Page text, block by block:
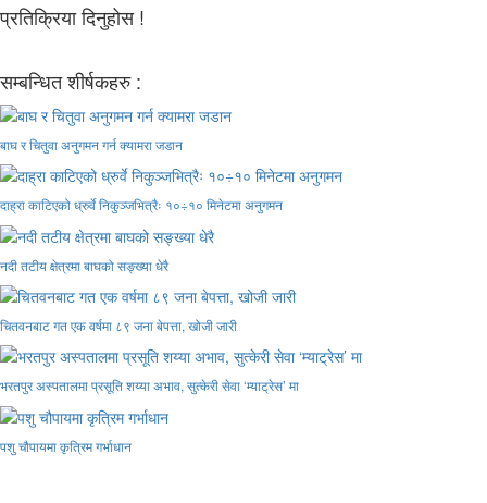
प्रतिक्रिया दिनुहोस !
सम्बन्धित शीर्षकहरु :
बाघ र चितुवा अनुगमन गर्न क्यामरा जडान
दाह्रा काटिएको ध्रुर्वे निकुञ्जभित्रैः १०÷१० मिनेटमा अनुगमन
नदी तटीय क्षेत्रमा बाघको सङ्ख्या धेरै
चितवनबाट गत एक वर्षमा ८९ जना बेपत्ता, खोजी जारी
भरतपुर अस्पतालमा प्रसूति शय्या अभाव, सुत्केरी सेवा ‘म्याट्रेस’ मा
पशु चौपायमा कृत्रिम गर्भाधान